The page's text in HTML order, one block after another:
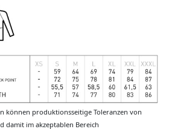
können produktionsseitige Toleranzen von
damit im akzeptablen Bereich